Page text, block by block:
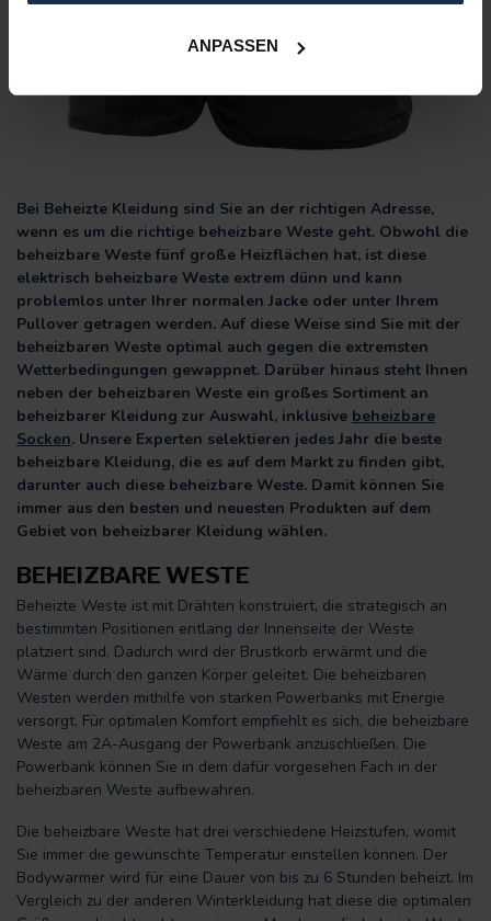
ANPASSEN
Bei Beheizte Kleidung sind Sie an der richtigen Adresse,
wenn es um die richtige beheizbare Weste geht. Obwohl die
beheizbare Weste fünf große Heizflächen hat, ist diese
elektrisch beheizbare Weste extrem dünn und kann
problemlos unter Ihrer normalen Jacke oder unter Ihrem
Pullover getragen werden. Auf diese Weise sind Sie mit der
beheizbaren Weste optimal auch gegen die extremsten
Wetterbedingungen gewappnet. Darüber hinaus steht Ihnen
neben der beheizbaren Weste ein großes Sortiment an
beheizbarer Kleidung zur Auswahl, inklusive beheizbare
Socken. Unsere Experten selektieren jedes Jahr die beste
beheizbare Kleidung, die es auf dem Markt zu finden gibt,
darunter auch diese beheizbare Weste. Damit können Sie
immer aus den besten und neuesten Produkten auf dem
Gebiet von beheizbarer Kleidung wählen.
BEHEIZBARE WESTE
Beheizte Weste ist mit Drähten konstruiert, die strategisch an
bestimmten Positionen entlang der Innenseite der Weste
platziert sind. Dadurch wird der Brustkorb erwärmt und die
Wärme durch den ganzen Körper geleitet. Die beheizbaren
Westen werden mithilfe von starken Powerbanks mit Energie
versorgt. Für optimalen Komfort empfiehlt es sich, die beheizbare
Weste am 2A-Ausgang der Powerbank anzuschließen. Die
Powerbank können Sie in dem dafür vorgesehen Fach in der
beheizbaren Weste aufbewahren.
Die beheizbare Weste hat drei verschiedene Heizstufen, womit
Sie immer die gewünschte Temperatur einstellen können. Der
Bodywarmer wird für eine Dauer von bis zu 6 Stunden beheizt. Im
Vergleich zu der anderen Winterkleidung hat diese die optimalen